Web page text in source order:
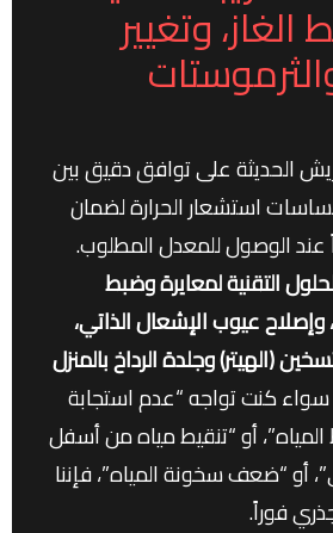
وتغيير
الحديثة على توافق دقيق بين
استشعار الحرارة لضمان
الوصول للمعدل المطلوب.
التقنية لمعايرة وضبط
عيوب الإشعال الذاتي،
(الهيتر) وجلدة الرداخ بالمنزل
كنت تواجه “عدم استجابة
أو “تنقيط مياه من أسفل
أو “ضعف سخونة المياه”، فإننا
فوراً.